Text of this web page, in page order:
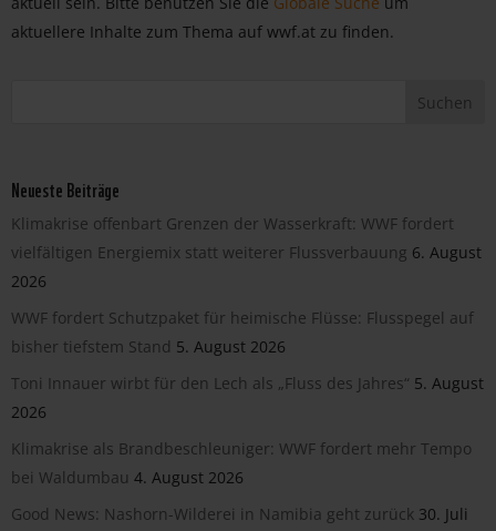
aktuellere Inhalte zum Thema auf wwf.at zu finden.
Neueste Beiträge
Klimakrise offenbart Grenzen der Wasserkraft: WWF fordert
vielfältigen Energiemix statt weiterer Flussverbauung 6. August
2026
WWF fordert Schutzpaket für heimische Flüsse: Flusspegel auf
bisher tiefstem Stand 5. August 2026
Toni Innauer wirbt für den Lech als „Fluss des Jahres“ 5. August
2026
Klimakrise als Brandbeschleuniger: WWF fordert mehr Tempo
bei Waldumbau 4. August 2026
Good News: Nashorn-Wilderei in Namibia geht zurück 30. Juli